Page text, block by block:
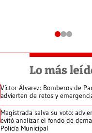
Lo más
Víctor Álvarez: Bomberos de
advierten de retos y
Magistrada salva su voto:
evitó analizar el fondo de
Policía Municipal